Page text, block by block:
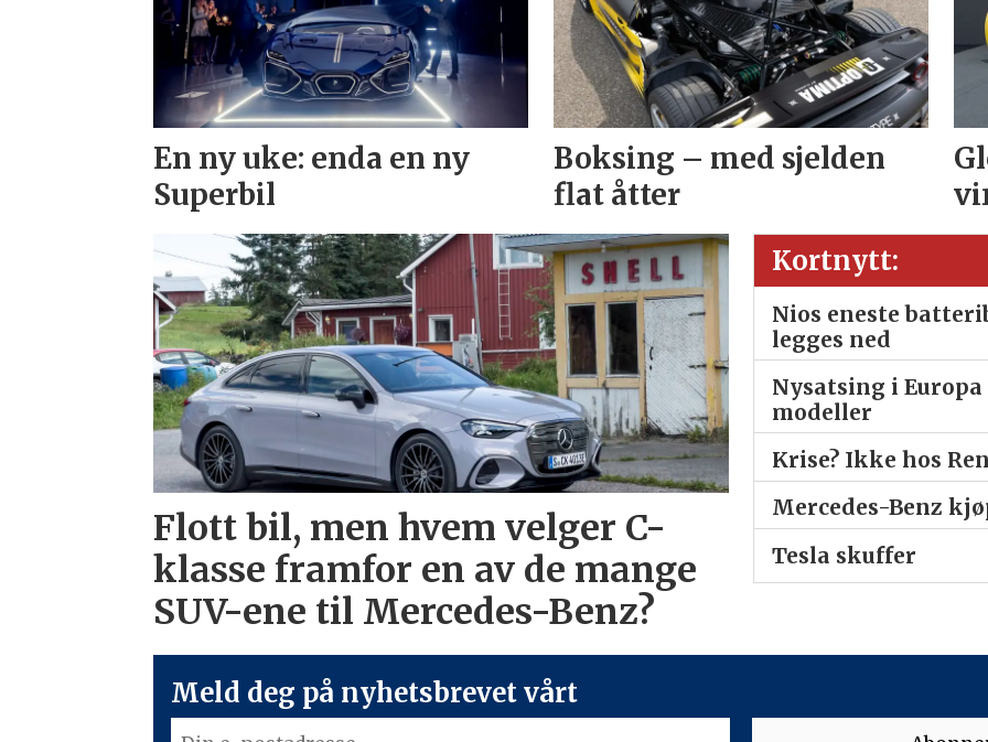
En ny uke: enda en ny
Superbil
Boksing – med sjelden
flat åtter
Flott bil, men hvem velger C-
klasse framfor en av de mange
SUV-ene til Mercedes-Benz?
Kortnytt:
Nios eneste
legges ned
Nysatsing i
modeller
Krise? Ikke hos
Mercedes-Benz
Tesla skuffer
Meld deg på nyhetsbrevet vårt